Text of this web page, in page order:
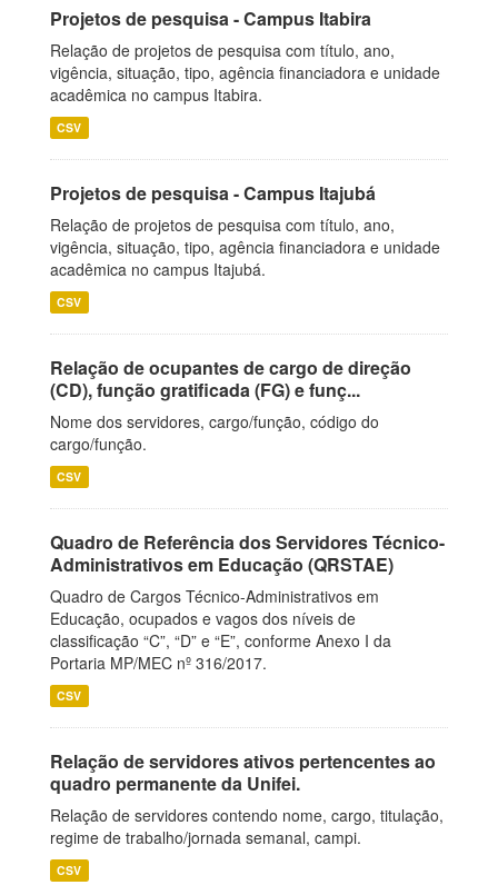
Projetos de pesquisa - Campus Itabira
Relação de projetos de pesquisa com título, ano,
vigência, situação, tipo, agência financiadora e unidade
acadêmica no campus Itabira.
CSV
Projetos de pesquisa - Campus Itajubá
Relação de projetos de pesquisa com título, ano,
vigência, situação, tipo, agência financiadora e unidade
acadêmica no campus Itajubá.
CSV
Relação de ocupantes de cargo de direção
(CD), função gratificada (FG) e funç...
Nome dos servidores, cargo/função, código do
cargo/função.
CSV
Quadro de Referência dos Servidores Técnico-
Administrativos em Educação (QRSTAE)
Quadro de Cargos Técnico-Administrativos em
Educação, ocupados e vagos dos níveis de
classificação “C”, “D” e “E”, conforme Anexo I da
Portaria MP/MEC nº 316/2017.
CSV
Relação de servidores ativos pertencentes ao
quadro permanente da Unifei.
Relação de servidores contendo nome, cargo, titulação,
regime de trabalho/jornada semanal, campi.
CSV